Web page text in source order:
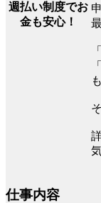
週払い制度でお
金も安心！
仕事内容